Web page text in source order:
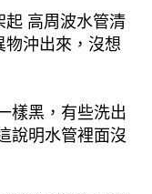
起 高周波水管清
物沖出來，沒想
樣黑，有些洗出
說明水管裡面沒